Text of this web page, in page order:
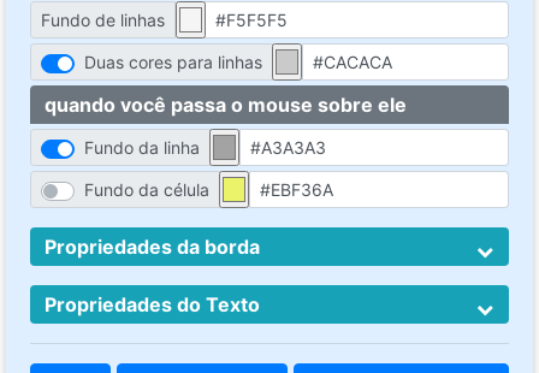
Fundo de linhas
Duas cores para linhas
quando você passa o mouse sobre ele
Fundo da linha
Fundo da célula
Propriedades da borda
Propriedades do Texto